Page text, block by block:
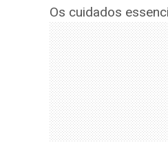
Os cuidados